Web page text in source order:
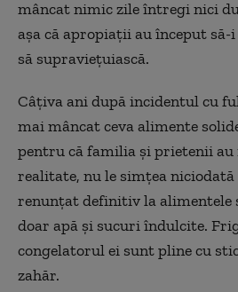
mâncat nimic zile întregi nici
așa că apropiații au început să-
să supraviețuiască.
Câțiva ani după incidentul cu
mai mâncat ceva alimente
pentru că familia și prietenii
realitate, nu le simțea niciodată
renunțat definitiv la alimentele
doar apă și sucuri îndulcite.
congelatorul ei sunt pline cu
zahăr.